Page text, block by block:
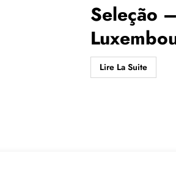
Seleção
Lire La Suite